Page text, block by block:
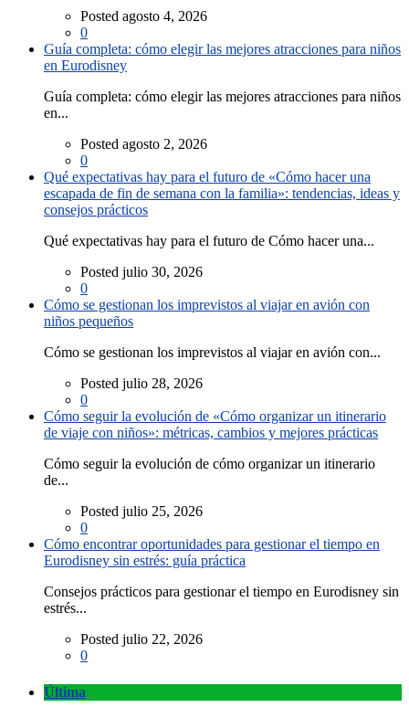
Posted agosto 4, 2026
0
Guía completa: cómo elegir las mejores atracciones para niños
en Eurodisney
Guía completa: cómo elegir las mejores atracciones para niños
en...
Posted agosto 2, 2026
0
Qué expectativas hay para el futuro de «Cómo hacer una
escapada de fin de semana con la familia»: tendencias, ideas y
consejos prácticos
Qué expectativas hay para el futuro de Cómo hacer una...
Posted julio 30, 2026
0
Cómo se gestionan los imprevistos al viajar en avión con
niños pequeños
Cómo se gestionan los imprevistos al viajar en avión con...
Posted julio 28, 2026
0
Cómo seguir la evolución de «Cómo organizar un itinerario
de viaje con niños»: métricas, cambios y mejores prácticas
Cómo seguir la evolución de cómo organizar un itinerario
de...
Posted julio 25, 2026
0
Cómo encontrar oportunidades para gestionar el tiempo en
Eurodisney sin estrés: guía práctica
Consejos prácticos para gestionar el tiempo en Eurodisney sin
estrés...
Posted julio 22, 2026
0
Última